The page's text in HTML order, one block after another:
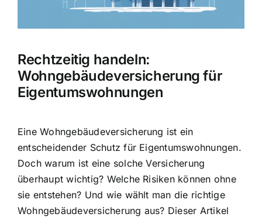
Rechtzeitig handeln:
Wohngebäudeversicherung für
Eigentumswohnungen
Eine Wohngebäudeversicherung ist ein
entscheidender Schutz für Eigentumswohnungen.
Doch warum ist eine solche Versicherung
überhaupt wichtig? Welche Risiken können ohne
sie entstehen? Und wie wählt man die richtige
Wohngebäudeversicherung aus? Dieser Artikel